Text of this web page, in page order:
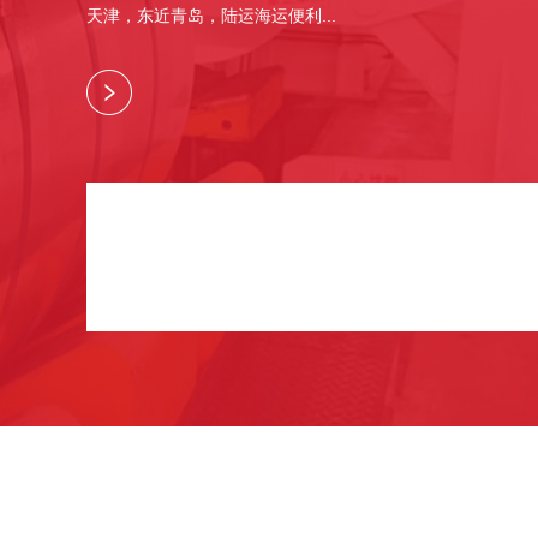
天津，东近青岛，陆运海运便利...